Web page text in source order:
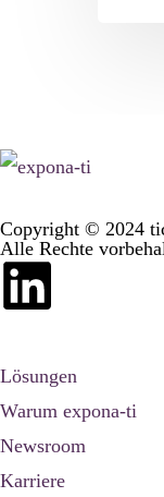
Copyright © 2024
Alle Rechte
Lösungen
Warum expona-ti
Newsroom
Karriere